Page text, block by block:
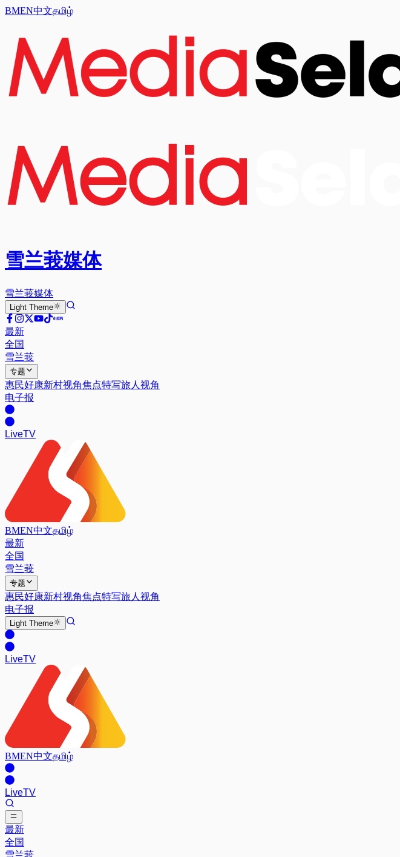
BMEN中文தமிழ்
雪兰莪媒体
雪兰莪媒体
Light Theme
最新
全国
雪兰莪
专题
惠民好康新村视角焦点特写旅人视角
电子报
LiveTV
BMEN中文தமிழ்
最新
全国
雪兰莪
专题
惠民好康新村视角焦点特写旅人视角
电子报
Light Theme
LiveTV
BMEN中文தமிழ்
LiveTV
最新
全国